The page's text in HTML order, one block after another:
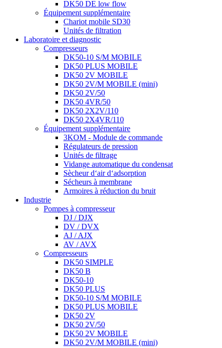
DK50 DE low flow
Équipement supplémentaire
Chariot mobile SD30
Unités de filtration
Laboratoire et diagnostic
Compresseurs
DK50-10 S/M MOBILE
DK50 PLUS MOBILE
DK50 2V MOBILE
DK50 2V/M MOBILE (mini)
DK50 2V/50
DK50 4VR/50
DK50 2X2V/110
DK50 2X4VR/110
Équipement supplémentaire
3KOM - Module de commande
Régulateurs de pression
Unités de filtrage
Vidange automatique du condensat
Sècheur d‘air d‘adsorption
Sécheurs à membrane
Armoires à réduction du bruit
Industrie
Pompes à compresseur
DJ / DJX
DV / DVX
AJ / AJX
AV / AVX
Compresseurs
DK50 SIMPLE
DK50 B
DK50-10
DK50 PLUS
DK50-10 S/M MOBILE
DK50 PLUS MOBILE
DK50 2V
DK50 2V/50
DK50 2V MOBILE
DK50 2V/M MOBILE (mini)